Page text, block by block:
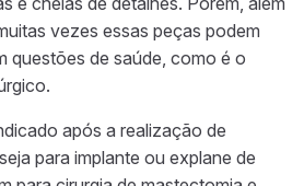
vezes essas peças podem
questões de saúde, como é o
após a realização de
para implante ou explane de